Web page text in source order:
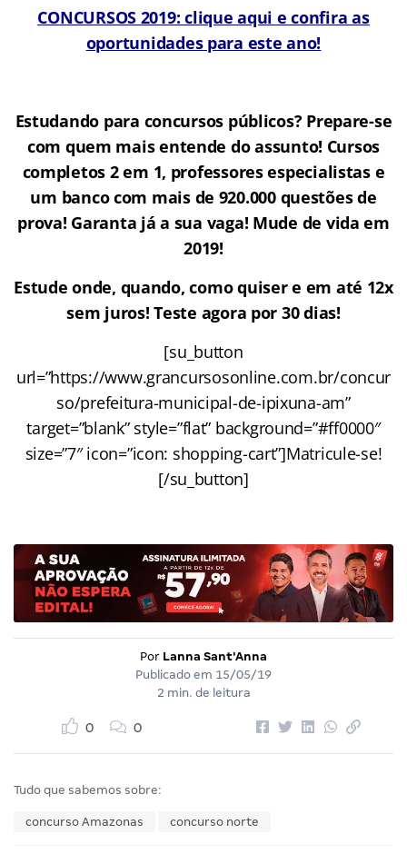
CONCURSOS 2019: clique aqui e confira as
oportunidades para este ano!
Estudando para concursos públicos? Prepare-se
com quem mais entende do assunto! Cursos
completos 2 em 1, professores especialistas e
um banco com mais de 920.000 questões de
prova! Garanta já a sua vaga! Mude de vida em
2019!
Estude onde, quando, como quiser e em até 12x
sem juros! Teste agora por 30 dias!
[su_button
url=”https://www.grancursosonline.com.br/concur
so/prefeitura-municipal-de-ipixuna-am”
target=”blank” style=”flat” background=”#ff0000″
size=”7″ icon=”icon: shopping-cart”]Matricule-se!
[/su_button]
Por Lanna Sant'Anna
Publicado em 15/05/19
2 min. de leitura
0 0
Tudo que sabemos sobre:
concurso Amazonas concurso norte